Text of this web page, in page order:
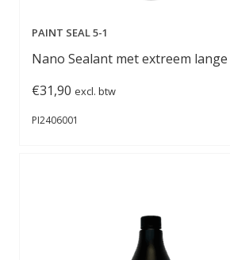
PAINT SEAL 5-1
Nano Sealant met extreem
€31,90 excl. btw
PI2406001